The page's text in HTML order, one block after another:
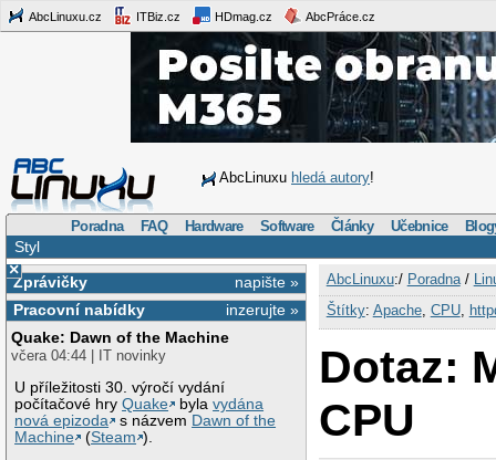
AbcLinuxu.cz ITBiz.cz HDmag.cz AbcPráce.cz
AbcLinuxu hledá autory!
Poradna FAQ Hardware Software Články Učebnice
Styl
×
napište »
Zprávičky
inzerujte »
Pracovní nabídky
Quake: Dawn of the Machine
včera 04:44 | IT novinky
U příležitosti 30. výročí vydání
počítačové hryQuake bylavydána
nová epizoda
s názvem Dawn of the
Machine
(Steam ).
AbcLinuxu:/ Poradna/
Štítky: Apache, CPU,
Dotaz:
CPU